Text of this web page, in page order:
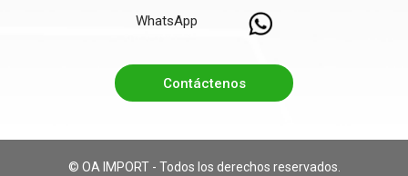
WhatsApp
Contáctenos
© OA IMPORT - Todos los derechos reservados.